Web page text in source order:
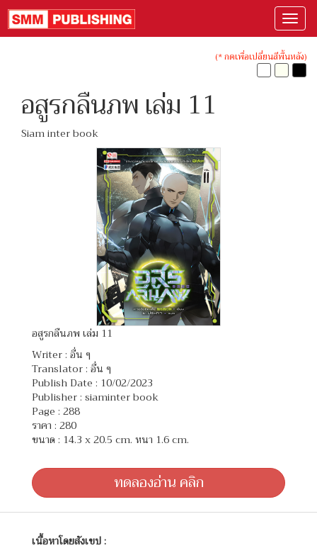
(* กดเพื่อเปลี่ยนสีพื้นหลัง)
อสูรกลืนภพ เล่ม 11
Siam inter book
อสูรกลืนภพ เล่ม 11
Writer : อื่น ๆ
Translator : อื่น ๆ
Publish Date : 10/02/2023
Publisher : siaminter book
Page : 288
ราคา : 280
ขนาด : 14.3 x 20.5 cm. หนา 1.6 cm.
ทดลองอ่าน คลิก
เนื้อหาโดยสังเขป :